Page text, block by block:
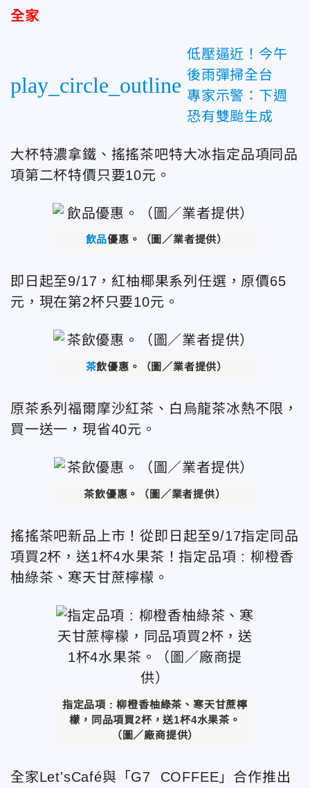
全家
play_circle_outline
低壓逼近！今午
後雨彈掃全台
專家示警：下週
恐有雙颱生成
大杯特濃拿鐵、搖搖茶吧特大冰指定品項同品
項第二杯特價只要10元。
飲品優惠。（圖／業者提供）
即日起至9/17，紅柚椰果系列任選，原價65
元，現在第2杯只要10元。
茶飲優惠。（圖／業者提供）
原茶系列福爾摩沙紅茶、白烏龍茶冰熱不限，
買一送一，現省40元。
茶飲優惠。（圖／業者提供）
搖搖茶吧新品上市！從即日起至9/17指定同品
項買2杯，送1杯4水果茶！指定品項 : 柳橙香
柚綠茶、寒天甘蔗檸檬。
指定品項 : 柳橙香柚綠茶、寒天甘蔗檸
檬，同品項買2杯，送1杯4水果茶。
（圖／廠商提供）
全家Let'sCafé與「G7 COFFEE」合作推出